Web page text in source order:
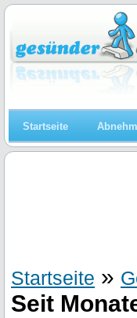
Startseite
Startseite »
Seit